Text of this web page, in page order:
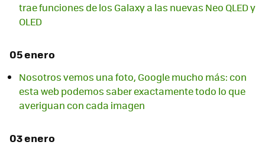
trae funciones de los Galaxy a las nuevas Neo QLED y
OLED
05 enero
Nosotros vemos una foto, Google mucho más: con
esta web podemos saber exactamente todo lo que
averiguan con cada imagen
03 enero